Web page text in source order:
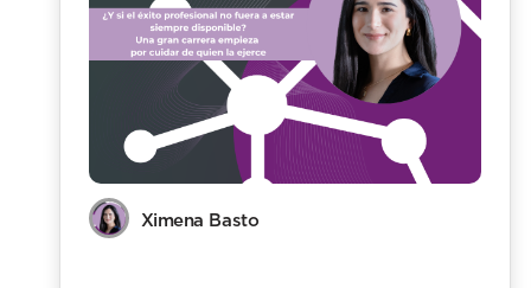
Ximena Basto